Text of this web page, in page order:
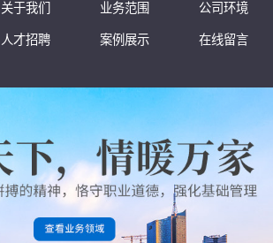
关于我们 业务范围 公司环境
人才招聘 案例展示 在线留言